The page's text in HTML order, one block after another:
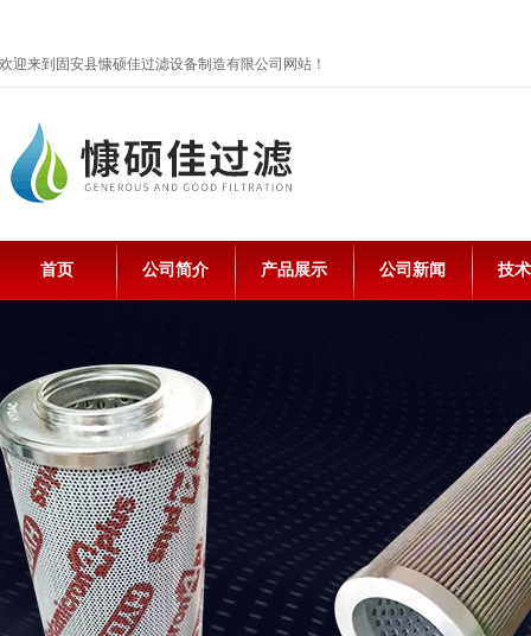
欢迎来到固安县慷硕佳过滤设备制造有限公司网站！
首页 公司简介 产品展示 公司新闻 技